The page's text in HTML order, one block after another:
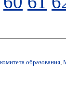
образования,